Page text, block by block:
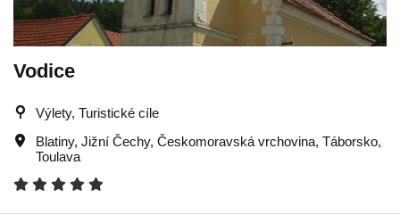
Vodice
Výlety, Turistické cíle
Blatiny, Jižní Čechy, Českomoravská vrchovina, Táborsko,
Toulava